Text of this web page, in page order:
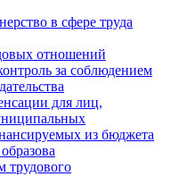
в сфере труда
отношений
за соблюдением
для лиц,
из бюджета
трудового